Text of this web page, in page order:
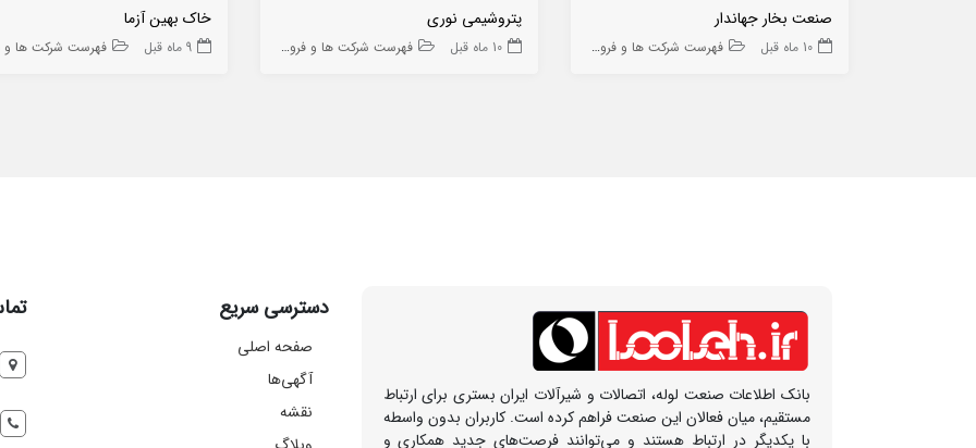
صنعت بخار جهاندار
10 ماه قبل فهرست شرکت ها و فروشگاه ها
پتروشیمی نوری
10 ماه قبل فهرست شرکت ها و فروشگاه ها
خاک بهین آزما
9 ماه قبل فهرست شرکت ها و
بانک اطلاعات صنعت لوله، اتصالات و شیرآلات ایران بستری برای ارتباط
مستقیم، میان فعالان این صنعت فراهم کرده است. کاربران بدون واسطه
با یکدیگر در ارتباط هستند و می‌توانند فرصت‌های جدید همکاری و
دسترسی سریع
صفحه اصلی
آگهی‌ها
نقشه